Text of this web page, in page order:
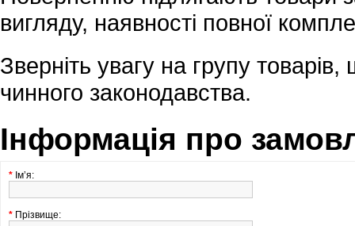
вигляду, наявності повної
Зверніть увагу на групу
чинного законодавства.
Інформація про
* Ім’я:
* Прізвище: